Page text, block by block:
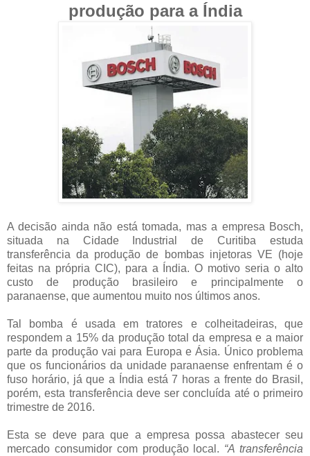
produção para a Índia
A decisão ainda não está tomada, mas a empresa Bosch,
situada na Cidade Industrial de Curitiba estuda
transferência da produção de bombas injetoras VE (hoje
feitas na própria CIC), para a Índia. O motivo seria o alto
custo de produção brasileiro e principalmente o
paranaense, que aumentou muito nos últimos anos.
Tal bomba é usada em tratores e colheitadeiras, que
respondem a 15% da produção total da empresa e a maior
parte da produção vai para Europa e Ásia. Único problema
que os funcionários da unidade paranaense enfrentam é o
fuso horário, já que a Índia está 7 horas a frente do Brasil,
porém, esta transferência deve ser concluída até o primeiro
trimestre de 2016.
Esta se deve para que a empresa possa abastecer seu
mercado consumidor com produção local. “A transferência